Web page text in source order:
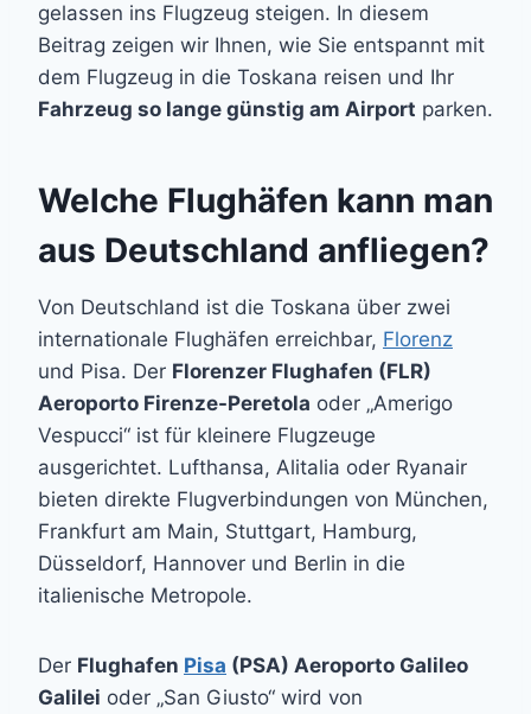
gelassen ins Flugzeug steigen. In diesem
Beitrag zeigen wir Ihnen, wie Sie entspannt mit
dem Flugzeug in die Toskana reisen und Ihr
Fahrzeug so lange günstig am Airport parken.
Welche Flughäfen kann man
aus Deutschland anfliegen?
Von Deutschland ist die Toskana über zwei
internationale Flughäfen erreichbar, Florenz
und Pisa. Der Florenzer Flughafen (FLR)
Aeroporto Firenze-Peretola oder „Amerigo
Vespucci“ ist für kleinere Flugzeuge
ausgerichtet. Lufthansa, Alitalia oder Ryanair
bieten direkte Flugverbindungen von München,
Frankfurt am Main, Stuttgart, Hamburg,
Düsseldorf, Hannover und Berlin in die
italienische Metropole.
Der Flughafen Pisa (PSA) Aeroporto Galileo
Galilei oder „San Giusto“ wird von